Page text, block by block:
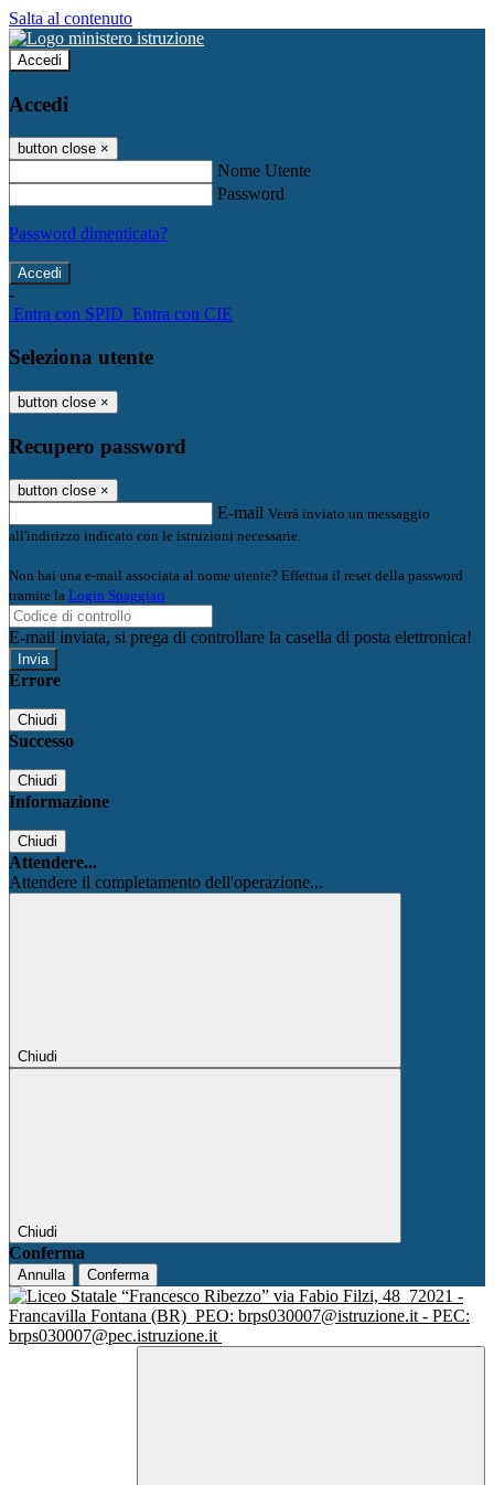
Salta al contenuto
Accedi
Accedi
button close ×
Nome Utente
Password
Password dimenticata?
-
Entra con SPID Entra con CIE
Seleziona utente
button close ×
Recupero password
button close ×
E-mail Verrà inviato un messaggio
all'indirizzo indicato con le istruzioni necessarie.
Non hai una e-mail associata al nome utente? Effettua il reset della password
tramite la Login Spaggiari
E-mail inviata, si prega di controllare la casella di posta elettronica!
Errore
Chiudi
Successo
Chiudi
Informazione
Chiudi
Attendere...
Attendere il completamento dell'operazione...
Chiudi
Chiudi
Conferma
Annulla Conferma
via Fabio Filzi, 48 72021 -
Francavilla Fontana (BR) PEO: brps030007@istruzione.it - PEC:
brps030007@pec.istruzione.it